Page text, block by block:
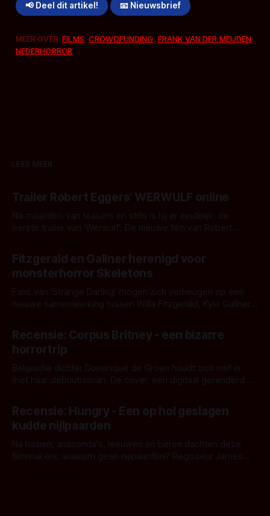
📢 Deel dit artikel! 📧 Nieuwsbrief
MEER OVER:FILMS,CROWDFUNDING, FRANK VAN DER MEIJDEN,
NEDERHORROR
LEES MEER
Trailer Robert Eggers' WERWULF online
Na maanden van teasers en stills is hij er eindelijk: de
eerste trailer van 'Werwulf'. De nieuwe film van Robert
kille stijl vol folklore en mythe. Het topic deze keer is (kon
het het al raden?)... de weerwolf. Kijk je mee?
Fitzgerald en Gallner herenigd voor
monsterhorror Skeletons
Fans van 'Strange Darling' mogen zich verheugen op een
nieuwe samenwerking tussen Willa Fitzgerald, Kyle Gallner
'Skeletons', een nieuwe creature feature waarvoor de
opnames zijn gestart in Australië.
Recensie: Corpus Britney - een bizarre
horrortrip
Belgische dichter Dominique de Groen houdt zich niet in
met haar debuutroman. De cover, een digitaal gerenderd en
achtergrond, belooft iets kleurrijks maar onheilspellends,
iets ongrijpbaars. En dat maakt De Groen met ieder woord
waar.
Recensie: Hungry - Een op hol geslagen
kudde nijlpaarden
Na haaien, anaconda's, leeuwen en beren dachten deze
filmmakers: waarom geen nijlpaarden? Regisseur James